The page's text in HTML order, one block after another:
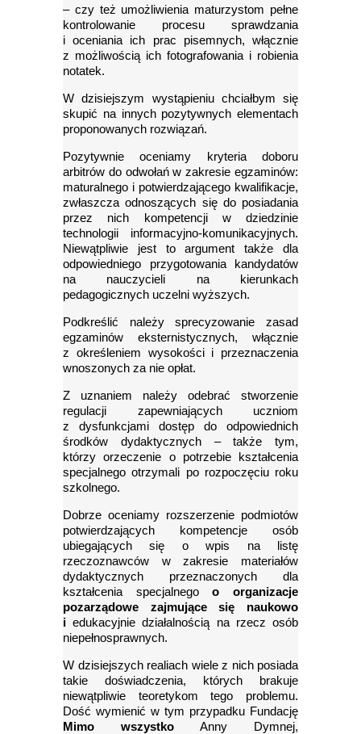
– czy też umożliwienia maturzystom pełne
kontrolowanie procesu sprawdzania
i oceniania ich prac pisemnych, włącznie
z możliwością ich fotografowania i robienia
notatek.
W dzisiejszym wystąpieniu chciałbym się
skupić na innych pozytywnych elementach
proponowanych rozwiązań.
Pozytywnie oceniamy kryteria doboru
arbitrów do odwołań w zakresie egzaminów:
maturalnego i potwierdzającego kwalifikacje,
zwłaszcza odnoszących się do posiadania
przez nich kompetencji w dziedzinie
technologii informacyjno-komunikacyjnych.
Niewątpliwie jest to argument także dla
odpowiedniego przygotowania kandydatów
na nauczycieli na kierunkach
pedagogicznych uczelni wyższych.
Podkreślić należy sprecyzowanie zasad
egzaminów eksternistycznych, włącznie
z określeniem wysokości i przeznaczenia
wnoszonych za nie opłat.
Z uznaniem należy odebrać stworzenie
regulacji zapewniających uczniom
z dysfunkcjami dostęp do odpowiednich
środków dydaktycznych – także tym,
którzy orzeczenie o potrzebie kształcenia
specjalnego otrzymali po rozpoczęciu roku
szkolnego.
Dobrze oceniamy rozszerzenie podmiotów
potwierdzających kompetencje osób
ubiegających się o wpis na listę
rzeczoznawców w zakresie materiałów
dydaktycznych przeznaczonych dla
kształcenia specjalnegoo organizacje
pozarządowe zajmujące się naukowo
iedukacyjnie działalnością na rzecz osób
niepełnosprawnych.
W dzisiejszych realiach wiele z nich posiada
takie doświadczenia, których brakuje
niewątpliwie teoretykom tego problemu.
Dość wymienić w tym przypadku Fundację
Mimo wszystko Anny Dymnej,